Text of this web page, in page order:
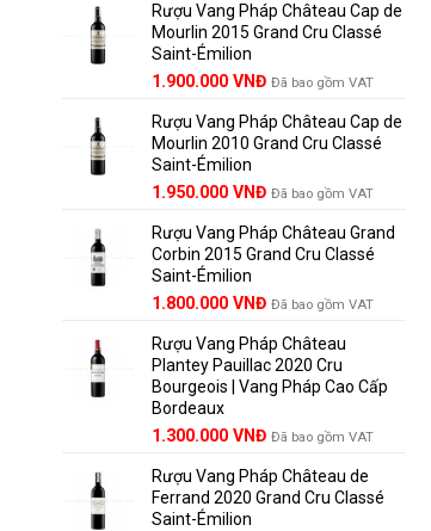
Rượu Vang Pháp Château Cap de
Mourlin 2015 Grand Cru Classé
Saint-Émilion
Giá
là:
2.800.000 VNĐ.
1.900.000 VNĐGiá
tại
là:
Đã bao gồm VAT
Rượu Vang Pháp Château Cap de
Mourlin 2010 Grand Cru Classé
Saint-Émilion
Giá
là:
2.950.000 VNĐ.
1.950.000 VNĐGiá
tại
là:
Đã bao gồm VAT
Rượu Vang Pháp Château Grand
Corbin 2015 Grand Cru Classé
Saint-Émilion
Giá
là:
2.500.000 VNĐ.
1.800.000 VNĐGiá
tại
là:
1.800.000 VNĐ.
Đã bao gồm VAT
Rượu Vang Pháp Château
Plantey Pauillac 2020 Cru
Bourgeois | Vang Pháp Cao Cấp
Bordeaux
Giá
là:
1.850.000 VNĐ.
1.300.000 VNĐGiá
tại
là:
Đã bao gồm VAT
Rượu Vang Pháp Château de
Ferrand 2020 Grand Cru Classé
Saint-Émilion